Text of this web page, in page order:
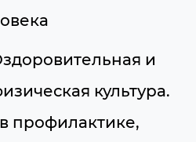
и
культура.
профилактике,